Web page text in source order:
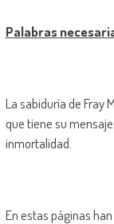
Palabras
La sabiduría de Fray
que tiene su
inmortalidad.
En estas páginas